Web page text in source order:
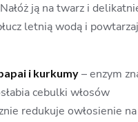
ją na twarz i
letnią wodą i
i kurkumy– enzym
cebulki włosów
redukuje owłosienie